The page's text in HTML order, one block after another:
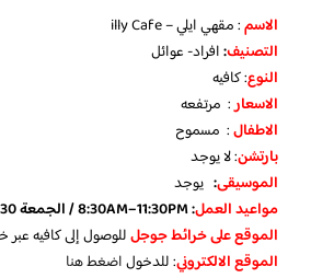
الاسم: مقهي ايلي – illy Cafe
التصنيف:افراد- عوائل
النوع: كافيه
الاسعار: مرتفعه
الاطفال: مسموح
بارتشن: لا يوجد
الموسيقى: يوجد
مواعيد العمل: 8:30AM–11:30PM / الجمعة 4:30–11:30PM
الموقع على خرائط جوجلللوصول إلى كافيه
الموقع الالكتروني: للدخولاضغط هنا